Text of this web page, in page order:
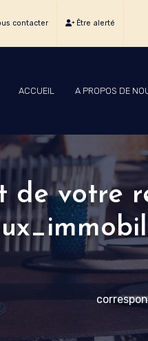
contacter Être alerté
ACCUEIL A PROPOS DE
de votre